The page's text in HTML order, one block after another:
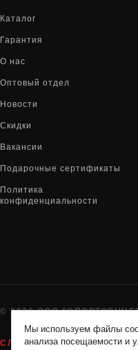
Каталог
Гарантия
О нас
Оптовый отдел
Новости
Скидки
Вакансии
Подарочные сертификаты
Политика
конфиденциальности
© 2026 ООО
СЛУЖБА ПОДДЕРЖКИ:8-
Мы используем файлы
анализа посещаемости и